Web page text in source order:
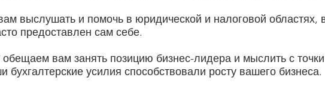
выслушать и помочь в юридической и налоговой областях,
предоставлен сам себе.
вам занять позицию бизнес-лидера и мыслить с точки
бухгалтерские усилия способствовали росту вашего бизнеса.